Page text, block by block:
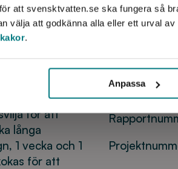
att svensktvatten.se ska fungera så
välja att godkänna alla eller ett urval
.
Anpassa
Men
på
ger den
Därför
hushåll med
för att
långa
1 vecka och 1
för att
positiva till
en
framför